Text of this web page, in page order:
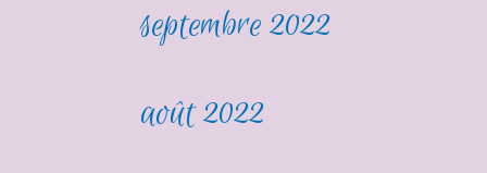
septembre 2022
août 2022